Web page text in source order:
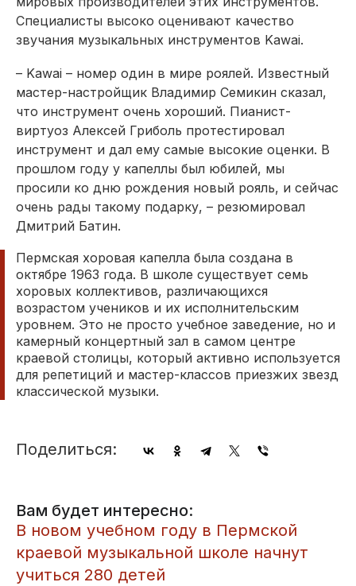
Специалисты высоко оценивают качество
звучания музыкальных инструментов Kawai.
– Kawai – номер один в мире роялей. Известный
мастер-настройщик Владимир Семикин сказал,
что инструмент очень хороший. Пианист-
виртуоз Алексей Гриболь протестировал
инструмент и дал ему самые высокие оценки. В
прошлом году у капеллы был юбилей, мы
просили ко дню рождения новый рояль, и сейчас
очень рады такому подарку, – резюмировал
Дмитрий Батин.
Пермская хоровая капелла была создана в
октябре 1963 года. В школе существует семь
хоровых коллективов, различающихся
возрастом учеников и их исполнительским
уровнем. Это не просто учебное заведение, но и
камерный концертный зал в самом центре
краевой столицы, который активно используется
для репетиций и мастер-классов приезжих звезд
классической музыки.
Поделиться:
Вам будет интересно:
В новом учебном году в Пермской
краевой музыкальной школе начнут
учиться 280 детей